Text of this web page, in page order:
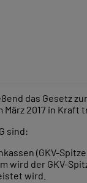
das Gesetz
März 2017 in Kraft
sind:
(GKV-
wird der GKV-
wird.